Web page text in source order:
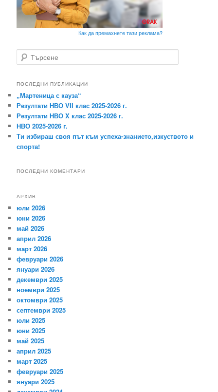
Как да премахнете тази реклама?
ъ
с
н
е
ПОСЛЕДНИ ПУБЛИКАЦИИ
„Мартеница с кауза“
Резултати НВО VII клас 2025-2026 г.
Резултати НВО X клас 2025-2026 г.
НВО 2025-2026 г.
Ти избираш своя път към успеха-знанието,изкуството и
спорта!
ПОСЛЕДНИ КОМЕНТАРИ
АРХИВ
юли 2026
юни 2026
май 2026
април 2026
март 2026
февруари 2026
януари 2026
декември 2025
ноември 2025
октомври 2025
септември 2025
юли 2025
юни 2025
май 2025
април 2025
март 2025
февруари 2025
януари 2025